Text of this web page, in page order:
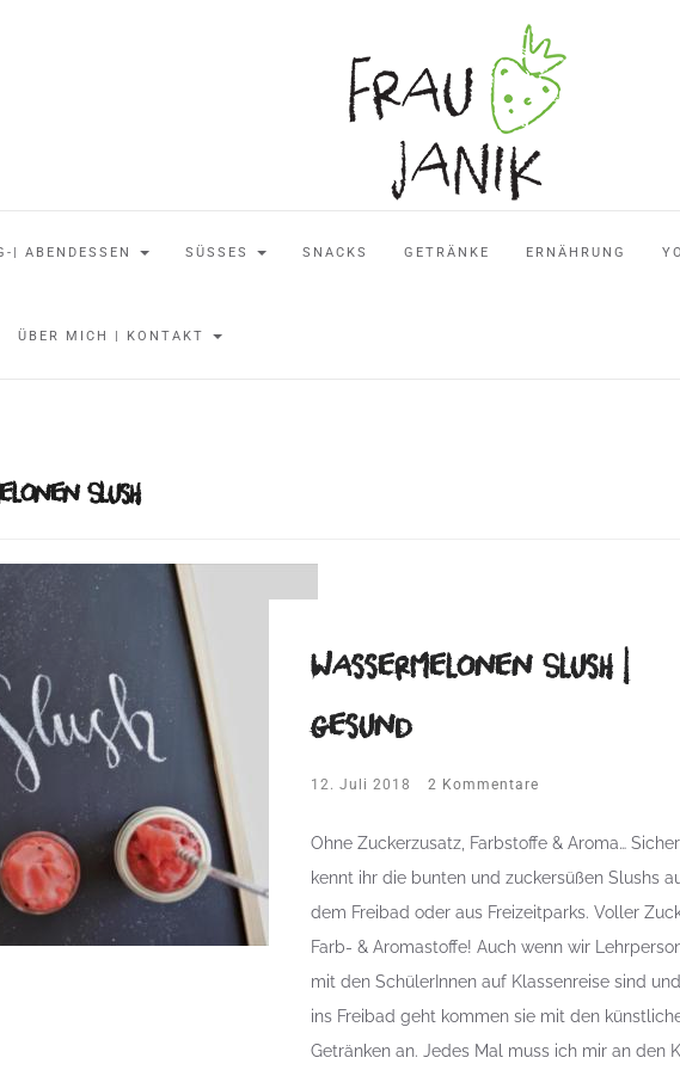
| ABENDESSEN SÜSSES SNACKS GETRÄNKE ERNÄHRUNG
ÜBER MICH | KONTAKT
Slush
Wassermelonen Slush |
gesund
12. Juli 2018 2 Kommentare
Ohne Zuckerzusatz, Farbstoffe & Aroma… Sicher
kennt ihr die bunten und zuckersüßen Slushs
dem Freibad oder aus Freizeitparks. Voller
Farb- & Aromastoffe! Auch wenn wir
mit den SchülerInnen auf Klassenreise sind
ins Freibad geht kommen sie mit den
Getränken an. Jedes Mal muss ich mir an den